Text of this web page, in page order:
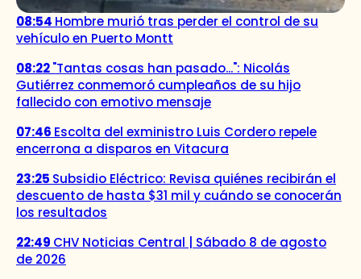
08:54 Hombre murió tras perder el control de su
vehículo en Puerto Montt
08:22"Tantas cosas han pasado...": Nicolás
Gutiérrez conmemoró cumpleaños de su hijo
fallecido con emotivo mensaje
07:46 Escolta del exministro Luis Cordero repele
encerrona a disparos en Vitacura
23:25 Subsidio Eléctrico: Revisa quiénes recibirán el
descuento de hasta $31 mil y cuándo se conocerán
los resultados
22:49 CHV Noticias Central | Sábado 8 de agosto
de 2026